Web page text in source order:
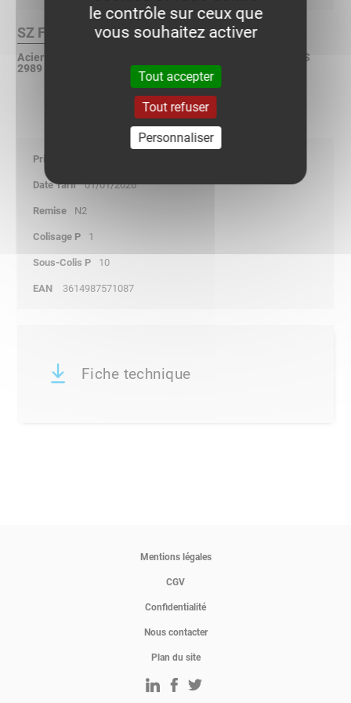
SZ Finition :
Acier galvanisé à chaud en continu selon NF EN 10 346 - BS
2989 - ASTM A653
01/01/2026
N2
1
10
3614987571087
Fiche technique
Mentions légales
CGV
Confidentialité
Nous contacter
Plan du site
le contrôle sur ceux que
vous souhaitez activer
Tout accepter
Tout refuser
Personnaliser